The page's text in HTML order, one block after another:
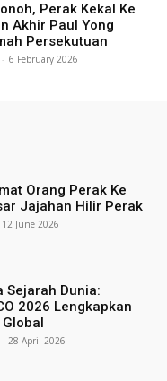
Perak Kekal Ke
Akhir Paul Yong
Persekutuan
- 6 February 2026
Orang Perak Ke
Jajahan Hilir Perak
12 June 2026
Sejarah Dunia:
2026 Lengkapkan
- 28 April 2026